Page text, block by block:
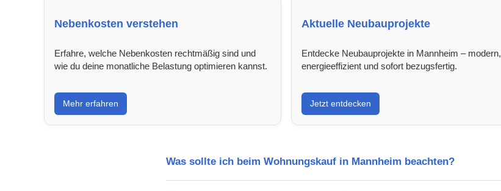
Nebenkosten verstehen
Erfahre, welche Nebenkosten rechtmäßig sind und
wie du deine monatliche Belastung optimieren kannst.
Mehr erfahren
Aktuelle Neubauprojekte
Entdecke Neubauprojekte in Mannheim – modern,
energieeffizient und sofort bezugsfertig.
Jetzt entdecken
Was sollte ich beim Wohnungskauf in Mannheim beachten?